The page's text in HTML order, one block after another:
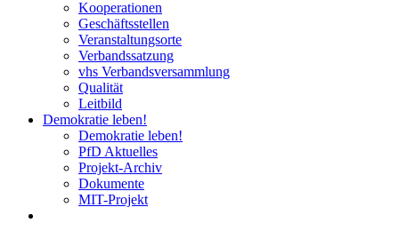
Kooperationen
Geschäftsstellen
Veranstaltungsorte
Verbandssatzung
vhs Verbandsversammlung
Qualität
Leitbild
Demokratie leben!
Demokratie leben!
PfD Aktuelles
Projekt-Archiv
Dokumente
MIT-Projekt